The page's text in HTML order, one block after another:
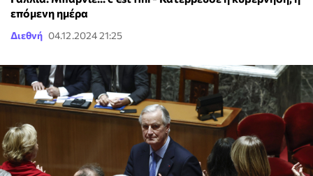
επόμενη ημέρα
Διεθνή 04.12.2024 21:25